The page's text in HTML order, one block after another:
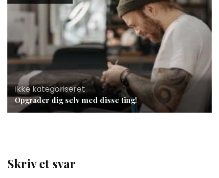
Ikke kategoriseret
Opgrader dig selv med disse ting!
Skriv et svar